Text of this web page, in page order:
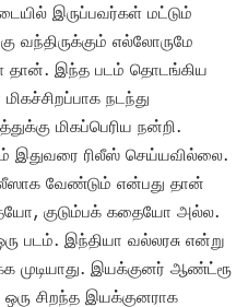
இருப்பவர்கள் மட்டும்
வந்திருக்கும் எல்லோருமே
தான். இந்த படம் தொடங்கிய
நடந்து
மிகப்பெரிய நன்றி.
இதுவரை ரிலீஸ் செய்யவில்லை.
வேண்டும் என்பது தான்
குடும்பக் கதையோ அல்ல.
படம். இந்தியா வல்லரசு என்று
முடியாது. இயக்குனர் ஆண்ட்ரூ
சிறந்த இயக்குனராக